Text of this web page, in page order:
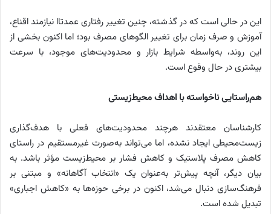
این در حالی است که در گذشته، چنین تغییر رفتاری عمدتاا نیازمند اقناع،
آموزش و صرف زمان برای تغییر الگوهای مصرف بود؛ اما اکنون بخشی از
این روند، به‌واسطه شرایط بازار و محدودیت‌های موجود، با سرعت
بیشتری در حال وقوع است.
هم‌راستایی ناخواسته با اهداف محیط‌زیستی
کارشناسان معتقدند هرچند محدودیت‌های فعلی با هدف‌گذاری
زیست‌محیطی ایجاد نشده، اما می‌تواند به‌صورت غیرمستقیم در راستای
کاهش مصرف پلاستیک و کاهش فشار بر محیط‌زیست مؤثر باشد. به
بیان دیگر، آنچه پیش‌تر به‌عنوان یک «انتخاب آگاهانه» و مبتنی بر
فرهنگ‌سازی دنبال می‌شد، اکنون در برخی حوزه‌ها به «کاهش اجباری»
تبدیل شده است.